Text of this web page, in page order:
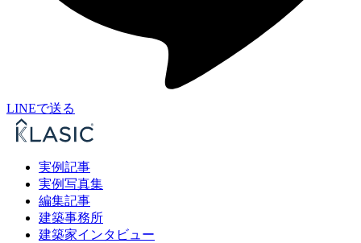
LINEで送る
実例記事
実例写真集
編集記事
建築事務所
建築家インタビュー